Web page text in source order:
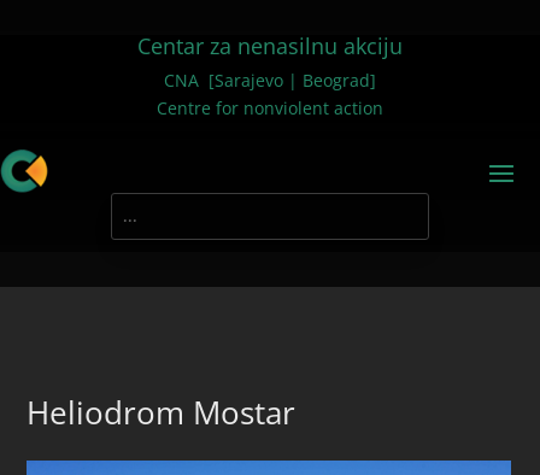
Centar za nenasilnu akciju
CNA [Sarajevo | Beograd]
Centre for nonviolent action
Heliodrom Mostar